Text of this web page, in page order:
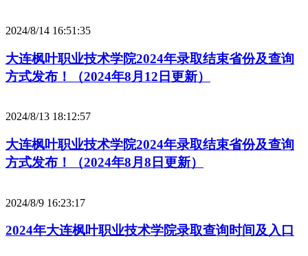
2024/8/14 16:51:35
大连枫叶职业技术学院2024年录取结束省份及查询
方式发布！（2024年8月12日更新）
2024/8/13 18:12:57
大连枫叶职业技术学院2024年录取结束省份及查询
方式发布！（2024年8月8日更新）
2024/8/9 16:23:17
2024年大连枫叶职业技术学院录取查询时间及入口